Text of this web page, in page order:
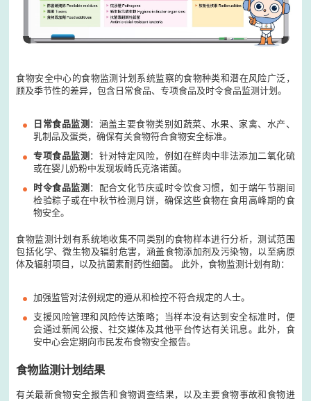
食物安全中心的食物监测计划系统监察的食物种类和潜在风险广泛，
顾及季节性的差异，包含日常食品、专项食品及时令食品监测计划。
日常食品监测 ：涵盖主要食物类别如蔬菜、水果、家禽、水产、
乳制品及蛋类，确保有关食物符合食物安全标准。
专项食品监测 ：针对特定风险，例如在鲜肉中非法添加二氧化硫
或在婴儿奶粉中发现坂崎氏克洛诺菌。
时令食品监测 ：配合文化节庆或时令饮食习惯，如于端午节期间
检验粽子或在中秋节检测月饼，确保这些食物在食用高峰期的食
物安全。
食物监测计划有系统地收集不同类别的食物样本进行分析，测试范围
包括化学、微生物及辐射危害，涵盖食物添加剂及污染物，以至病原
体及辐射项目，以及抗菌素耐药性细菌。 此外，食物监测计划有助：
加强监管对法例规定的遵从和检控不符合规定的人士。
支援风险管理和风险传达策略；当样本没有达到安全标准时，便
会通过新闻公报、社交媒体及其他平台传达有关讯息。此外，食
安中心会定期向市民发布食物安全报告。
食物监测计划结果
有关最新食物安全报告和食物调查结果，以及主要食物事故和食物进